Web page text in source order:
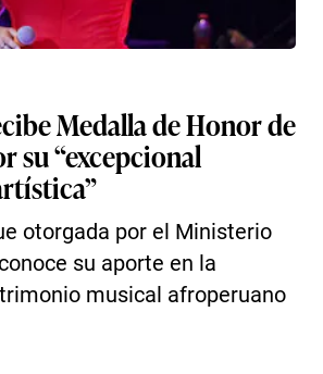
Medalla de Honor de
su “excepcional
otorgada por el Ministerio
su aporte en la
musical afroperuano